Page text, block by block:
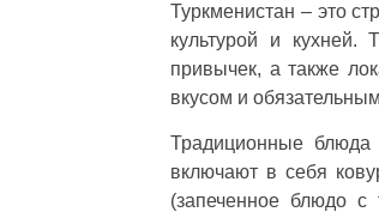
Туркменистан – это
культурой и кухней.
привычек, а также
вкусом и
Традиционные блюда
включают в себя
(запеченное блюдо